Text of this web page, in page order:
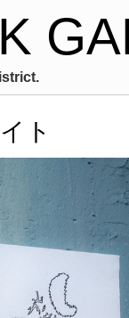
ト